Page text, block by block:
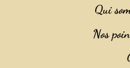
Qui
Nos